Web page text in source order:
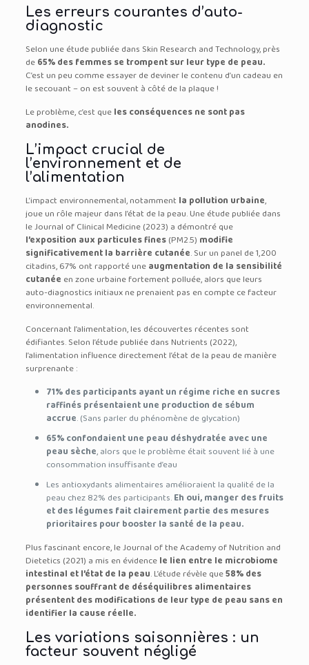
Les erreurs courantes d’auto-
diagnostic
Selon une étude publiée dans Skin Research and Technology, près
de65% des femmes se trompent sur leur type de peau.
C’est un peu comme essayer de deviner le contenu d’un cadeau en
le secouant – on est souvent à côté de la plaque !
Le problème, c’est queles conséquences ne sont pas
anodines.
L’impact crucial de
l’environnement et de
l’alimentation
L’impact environnemental, notamment la pollution urbaine,
joue un rôle majeur dans l’état de la peau. Une étude publiée dans
le Journal of Clinical Medicine (2023) a démontré que
l’exposition aux particules fines(PM2.5) modifie
significativement la barrière cutanée. Sur un panel de 1,200
citadins, 67% ont rapporté uneaugmentation de la sensibilité
cutanée en zone urbaine fortement polluée, alors que leurs
auto-diagnostics initiaux ne prenaient pas en compte ce facteur
environnemental.
Concernant l’alimentation, les découvertes récentes sont
édifiantes. Selon l’étude publiée dans Nutrients (2022),
l’alimentation influence directement l’état de la peau de manière
surprenante :
71% des participants ayant un régime riche en sucres
raffinés présentaient une production de sébum
accrue. (Sans parler du phénomène de glycation)
65% confondaient une peau déshydratée avec une
peau sèche, alors que le problème était souvent lié à une
consommation insuffisante d’eau
Les antioxydants alimentaires amélioraient la qualité de la
peau chez 82% des participants.Eh oui, manger des fruits
et des légumes fait clairement partie des mesures
prioritaires pour booster la santé de la peau.
Plus fascinant encore, le Journal of the Academy of Nutrition and
Dietetics (2021) a mis en évidencele lien entre le microbiome
intestinal et l’état de la peau. L’étude révèle que58% des
personnes souffrant de déséquilibres alimentaires
présentent des modifications de leur type de peau sans en
identifier la cause réelle.
Les variations saisonnières : un
facteur souvent négligé